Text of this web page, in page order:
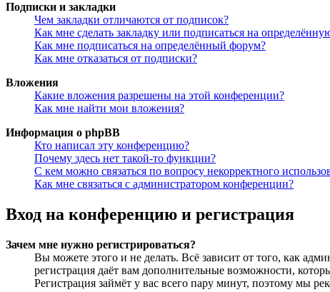
Подписки и закладки
Чем закладки отличаются от подписок?
Как мне сделать закладку или подписаться на
Как мне подписаться на определённый форум?
Как мне отказаться от подписки?
Вложения
Какие вложения разрешены на этой конференции?
Как мне найти мои вложения?
Информация о phpBB
Кто написал эту конференцию?
Почему здесь нет такой-то функции?
С кем можно связаться по вопросу некорректного
Как мне связаться с администратором конференции?
Вход на конференцию и регистрация
Зачем мне нужно регистрироваться?
Вы можете этого и не делать. Всё зависит от того, как
регистрация даёт вам дополнительные возможности,
Регистрация займёт у вас всего пару минут, поэтому мы